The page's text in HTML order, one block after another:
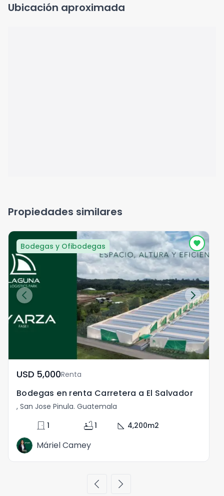
Ubicación aproximada
Propiedades similares
Bodegas y Ofibodegas
USD	5,000Renta
Bodegas en renta Carretera a El Salvador
, San Jose Pinula. Guatemala
door_front 1 bathtub1 square_foot 4,200m2
Máriel Camey
chevron_left chevron_right